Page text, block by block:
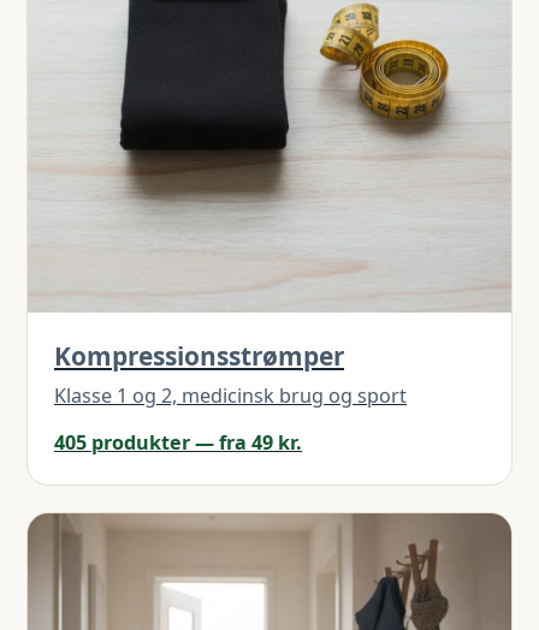
Kompressionsstrømper
Klasse 1 og 2, medicinsk brug og sport
405 produkter — fra 49 kr.